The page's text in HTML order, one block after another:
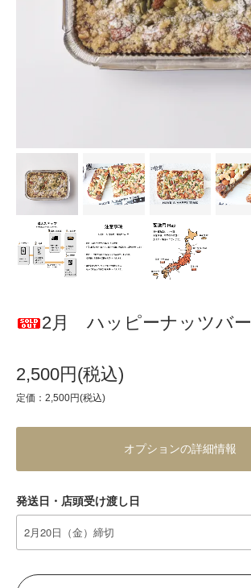
2月 ハッピーナッツバー
2,500円(税込)
定価：2,500円(税込)
オプションの詳細情報
発送日・店頭受け渡し日